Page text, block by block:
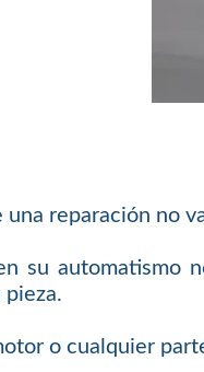
reparación no
su
pieza.
o cualquier